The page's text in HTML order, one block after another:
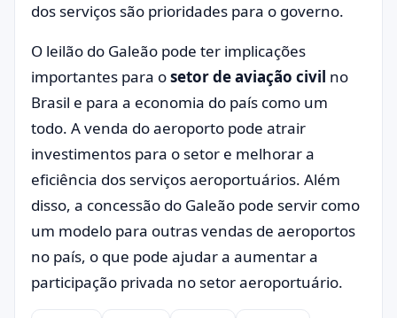
dos serviços são prioridades para o governo.
O leilão do Galeão pode ter implicações
importantes para osetor de aviação civil no
Brasil e para a economia do país como um
todo. A venda do aeroporto pode atrair
investimentos para o setor e melhorar a
eficiência dos serviços aeroportuários. Além
disso, a concessão do Galeão pode servir como
um modelo para outras vendas de aeroportos
no país, o que pode ajudar a aumentar a
participação privada no setor aeroportuário.